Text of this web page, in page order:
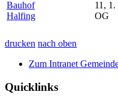
Bauhof
Halfing
11, 1.
OG
drucken nach oben
Zum Intranet
Quicklinks